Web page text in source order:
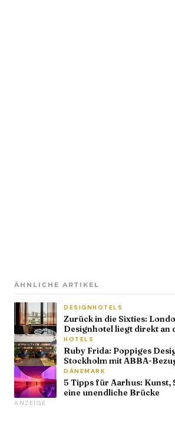
ÄHNLICHE ARTIKEL
DESIGNHOTELS
Zurück in die Sixties:
Designhotel liegt direkt an
HOTELS
Ruby Frida: Poppiges
Stockholm mit ABBA-
DÄNEMARK
5 Tipps für Aarhus: Kunst,
eine unendliche Brücke
ANZEIGE